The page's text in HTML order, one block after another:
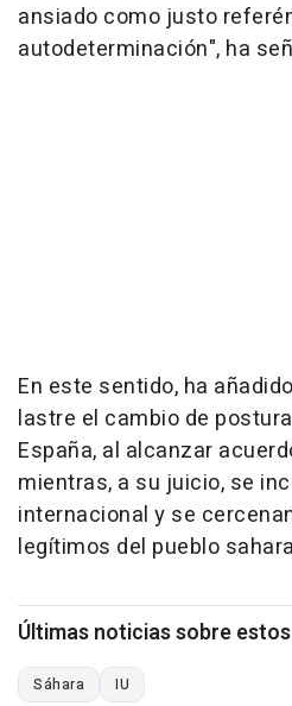
ansiado como justo
autodeterminación", ha
En este sentido, ha
lastre el cambio de
España, al alcanzar
mientras, a su juicio, se
internacional y se
legítimos del pueblo
Últimas noticias sobre
Sáhara IU